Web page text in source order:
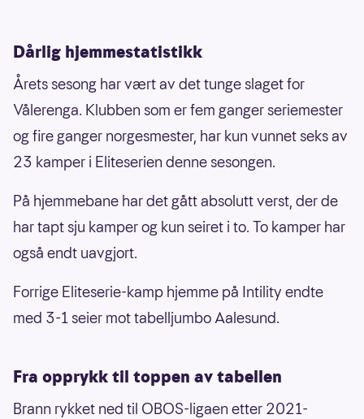
Dårlig hjemmestatistikk
Årets sesong har vært av det tunge slaget for
Vålerenga. Klubben som er fem ganger seriemester
og fire ganger norgesmester, har kun vunnet seks av
23 kamper i Eliteserien denne sesongen.
På hjemmebane har det gått absolutt verst, der de
har tapt sju kamper og kun seiret i to. To kamper har
også endt uavgjort.
Forrige Eliteserie-kamp hjemme på Intility endte
med 3-1 seier mot tabelljumbo Aalesund.
Fra opprykk til toppen av tabellen
Brann rykket ned til OBOS-ligaen etter 2021-